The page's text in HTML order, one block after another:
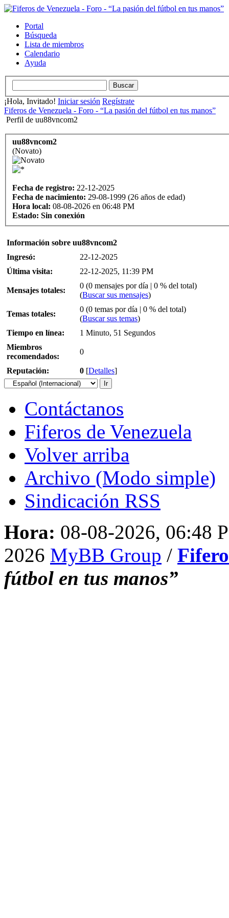
Portal
Búsqueda
Lista de miembros
Calendario
Ayuda
¡Hola, Invitado! Iniciar sesión Regístrate
Fiferos de Venezuela - Foro - “La pasión del fútbol en tus manos”
Perfil de uu88vncom2
uu88vncom2
(Novato)
Fecha de registro: 22-12-2025
Fecha de nacimiento: 29-08-1999 (26 años de edad)
Hora local: 08-08-2026 en 06:48 PM
Estado: Sin conexión
Información sobre uu88vncom2
Ingresó:
22-12-2025
Última visita:
22-12-2025, 11:39 PM
Mensajes totales:
0 (0 mensajes por día | 0 % del total)
(Buscar sus mensajes)
Temas totales:
0 (0 temas por día | 0 % del total)
(Buscar sus temas)
Tiempo en línea:
1 Minuto, 51 Segundos
Miembros
recomendados:
0
Reputación: 0 [Detalles]
Contáctanos
Fiferos de Venezuela
Volver arriba
Archivo (Modo simple)
Sindicación RSS
Hora: 08-08-2026, 06:48
2026 MyBB Group /
fútbol en tus manos”